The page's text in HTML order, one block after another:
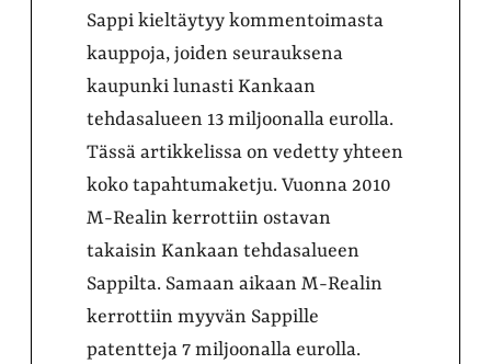
Sappi kieltäytyy kommentoimasta
kauppoja, joiden seurauksena
kaupunki lunasti Kankaan
tehdasalueen 13 miljoonalla eurolla.
Tässä artikkelissa on vedetty yhteen
koko tapahtumaketju. Vuonna 2010
M-Realin kerrottiin ostavan
takaisin Kankaan tehdasalueen
Sappilta. Samaan aikaan M-Realin
kerrottiin myyvän Sappille
patentteja 7 miljoonalla eurolla.